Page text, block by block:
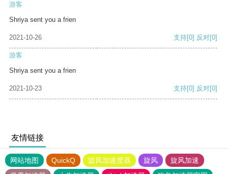
游客
Shriya sent you a frien
2021-10-26 支持[0] 反对[0]
游客
Shriya sent you a frien
2021-10-23 支持[0] 反对[0]
友情链接
网站地图 QuickQ 旋风加速度器 旋风
旋风加速